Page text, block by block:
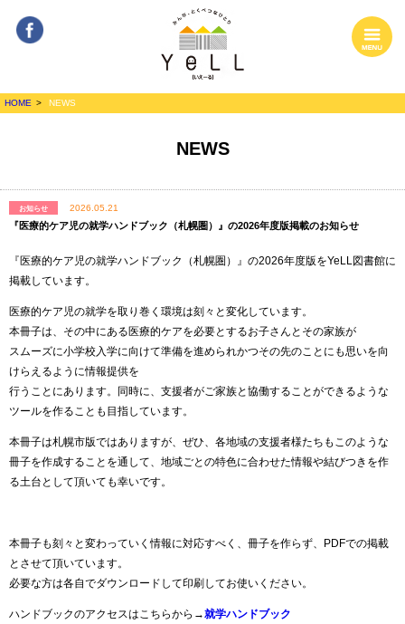
Facebook
NEWS
HOME NEWS
お知らせ 2026.05.21
『医療的ケア児の就学ハンドブック（札幌圏）』の2026年度版掲載のお知らせ
『医療的ケア児の就学ハンドブック（札幌圏）』の2026年度版をYeLL図書館に
掲載しています。
医療的ケア児の就学を取り巻く環境は刻々と変化しています。
本冊子は、その中にある医療的ケアを必要とするお子さんとその家族が
スムーズに小学校入学に向けて準備を進められかつその先のことにも思いを向
けらえるように情報提供を
行うことにあります。同時に、支援者がご家族と協働することができるような
ツールを作ることも目指しています。
本冊子は札幌市版ではありますが、ぜひ、各地域の支援者様たちもこのような
冊子を作成することを通して、地域ごとの特色に合わせた情報や結びつきを作
る土台として頂いても幸いです。
本冊子も刻々と変わっていく情報に対応すべく、冊子を作らず、PDFでの掲載
とさせて頂いています。
必要な方は各自でダウンロードして印刷してお使いください。
ハンドブックのアクセスはこちらから→就学ハンドブック